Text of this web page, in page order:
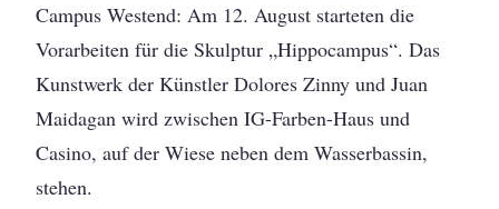
Campus Westend: Am 12. August starteten die
Vorarbeiten für die Skulptur „Hippocampus“. Das
Kunstwerk der Künstler Dolores Zinny und Juan
Maidagan wird zwischen IG-Farben-Haus und
Casino, auf der Wiese neben dem Wasserbassin,
stehen.